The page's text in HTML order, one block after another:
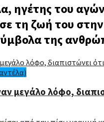
ηγέτης του
τη ζωή του
της
μεγάλο λόφο,